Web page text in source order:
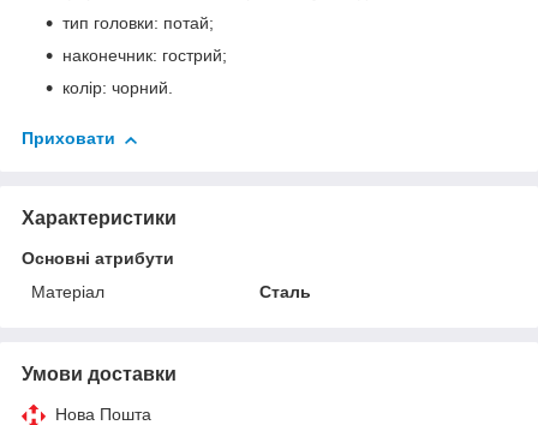
тип головки: потай;
наконечник: гострий;
колір: чорний.
Приховати
Характеристики
Основні атрибути
Матеріал
Сталь
Умови доставки
Нова Пошта